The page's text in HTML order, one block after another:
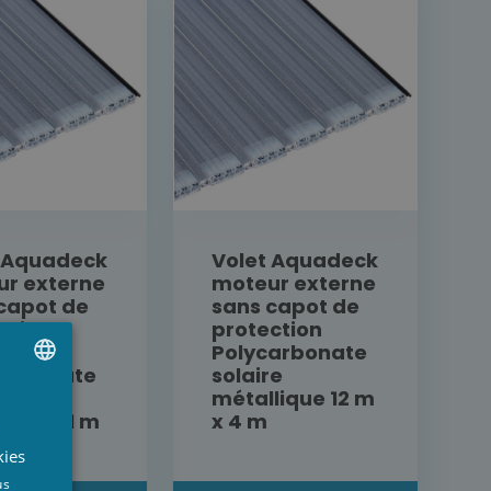
externe
de
11 m
Volet Aquadeck
moteur externe
sans capot de
protection
Polycarbonate
solaire
métallique 12 m
x 4 m